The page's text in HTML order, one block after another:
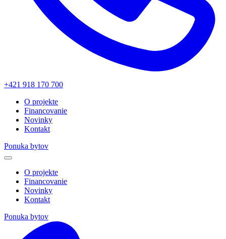
+421 918 170 700
O projekte
Financovanie
Novinky
Kontakt
Ponuka bytov
O projekte
Financovanie
Novinky
Kontakt
Ponuka bytov